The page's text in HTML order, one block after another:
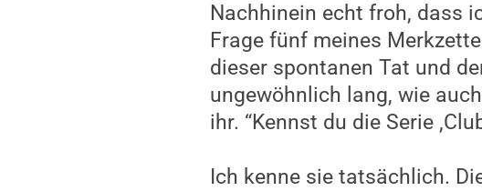
Nachhinein echt froh, dass
Frage fünf meines
dieser spontanen Tat und
ungewöhnlich lang, wie
ihr. “Kennst du die Serie
Ich kenne sie tatsächlich.